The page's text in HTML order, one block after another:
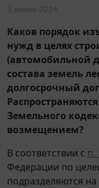
Каков порядок
нужд в целях
(автомобильной
состава земель
долгосрочный
Земельного
возмещением?
В соответствии с п.
Федерации по
подразделяются